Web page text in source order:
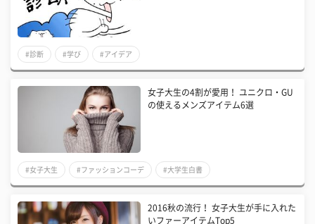
#診断 #学び #アイデア
女子大生の4割が愛用！ ユニクロ・GU
の使えるメンズアイテム6選
#女子大生 #ファッションコーデ #大学生白書
2016秋の流行！ 女子大生が手に入れた
いファーアイテムTop5